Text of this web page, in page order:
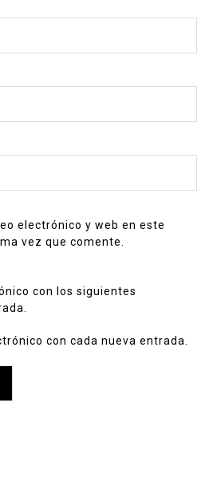
electrónico y web en este
vez que comente.
con los siguientes
con cada nueva entrada.